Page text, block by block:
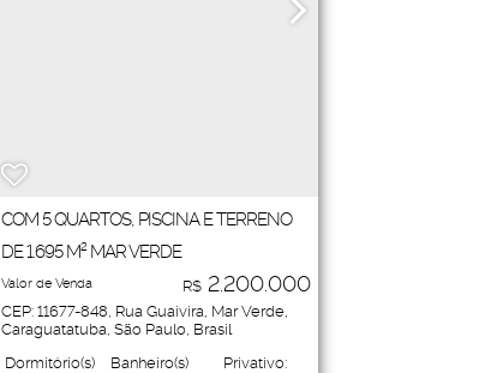
COM 5 QUARTOS, PISCINA E TERRENO
DE 1.695 M² MAR VERDE
R$ 2.200.000
Valor de Venda
CEP: 11677-848, Rua Guaivira, Mar Verde,
Caraguatatuba, São Paulo, Brasil
Dormitório(s)
Banheiro(s)
Privativo: